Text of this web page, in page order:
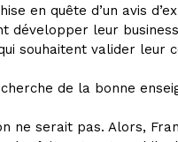
en quête d’un avis
développer leur
souhaitent valider
de la bonne
ne serait pas. Alors,